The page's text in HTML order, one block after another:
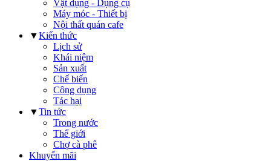
Vật dụng - Dụng cụ
Máy móc - Thiết bị
Nội thất quán cafe
▼Kiến thức
Lịch sử
Khái niệm
Sản xuất
Chế biến
Công dụng
Tác hại
▼Tin tức
Trong nước
Thế giới
Chợ cà phê
Khuyến mãi